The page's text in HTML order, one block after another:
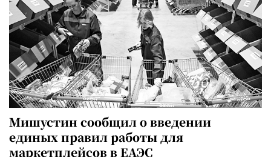
Мишустин сообщил о введении
единых правил работы для
маркетплейсов в ЕАЭС